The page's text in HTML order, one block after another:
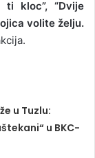
kloc”, “Dvije
volite želju.
u Tuzlu:
u BKC-